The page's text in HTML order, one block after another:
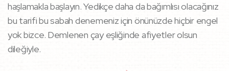
haşlamakla başlayın. Yedikçe daha da bağımlısı olacağınız
bu tarifi bu sabah denemeniz için önünüzde hiçbir engel
yok bizce. Demlenen çay eşliğinde afiyetler olsun
dileğiyle.